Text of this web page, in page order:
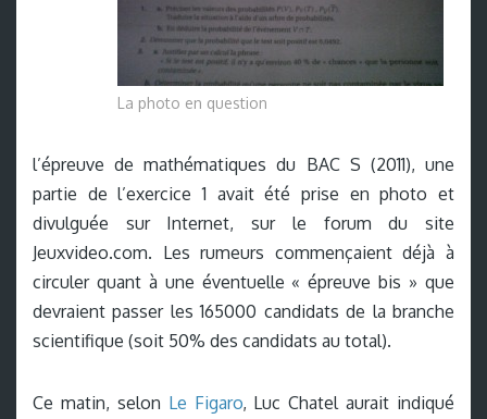
La photo en question
l’épreuve de mathématiques du BAC S (2011), une
partie de l’exercice 1 avait été prise en photo et
divulguée sur Internet, sur le forum du site
Jeuxvideo.com. Les rumeurs commençaient déjà à
circuler quant à une éventuelle « épreuve bis » que
devraient passer les 165000 candidats de la branche
scientifique (soit 50% des candidats au total).
Ce matin, selon Le Figaro, Luc Chatel aurait indiqué